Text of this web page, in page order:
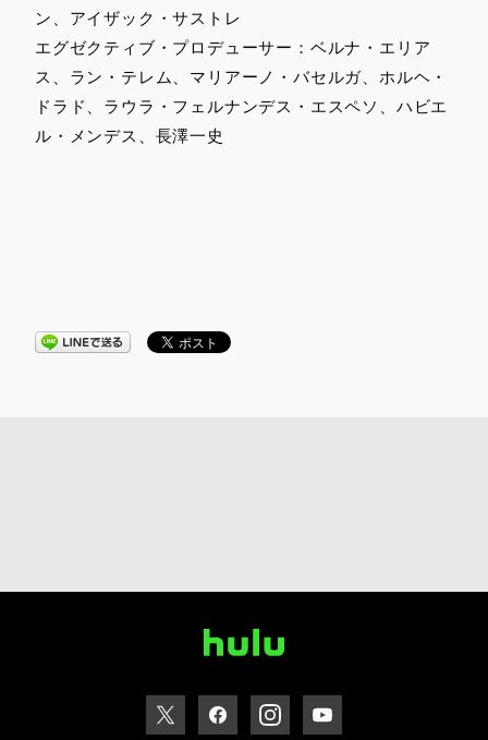
ン、アイザック・サストレ
エグゼクティブ・プロデューサー：ベルナ・エリア
ス、ラン・テレム、マリアーノ・バセルガ、ホルヘ・
ドラド、ラウラ・フェルナンデス・エスペソ、ハビエ
ル・メンデス、長澤一史